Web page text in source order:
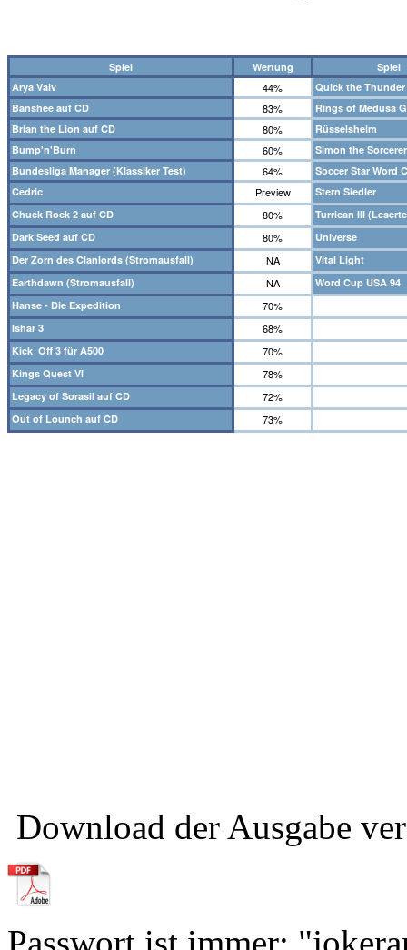
Spiel Wertung
Spiel
Arya Vaiv
44%
Quick the
Banshee auf CD
83%
Rings of Medusa
Brian the Lion auf CD
80%
Rüsselsheim
Bump'n'Burn
60%
Simon the
Bundesliga Manager (Klassiker Test)
64%
Soccer Star Word
Cedric
Preview
Stern Siedler
Chuck Rock 2 auf CD
80%
Turrican III
Dark Seed auf CD
80%
Universe
Der Zorn des Clanlords (Stromausfall)
NA
Vital Light
Earthdawn (Stromausfall)
NA
Word Cup USA 94
Hanse - Die Expedition
70%
Ishar 3 68%
Kick Off 3 für A500 70%
Kings Quest VI 78%
Legacy of Sorasil auf CD 72%
Out of Lounch auf CD 73%
Download der Ausgabe